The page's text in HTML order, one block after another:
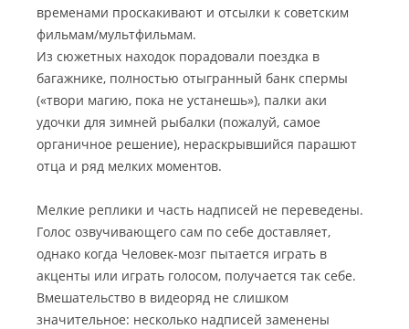
временами проскакивают и отсылки к советским
фильмам/мультфильмам.
Из сюжетных находок порадовали поездка в
багажнике, полностью отыгранный банк спермы
(«твори магию, пока не устанешь»), палки аки
удочки для зимней рыбалки (пожалуй, самое
органичное решение), нераскрывшийся парашют
отца и ряд мелких моментов.
Мелкие реплики и часть надписей не переведены.
Голос озвучивающего сам по себе доставляет,
однако когда Человек-мозг пытается играть в
акценты или играть голосом, получается так себе.
Вмешательство в видеоряд не слишком
значительное: несколько надписей заменены